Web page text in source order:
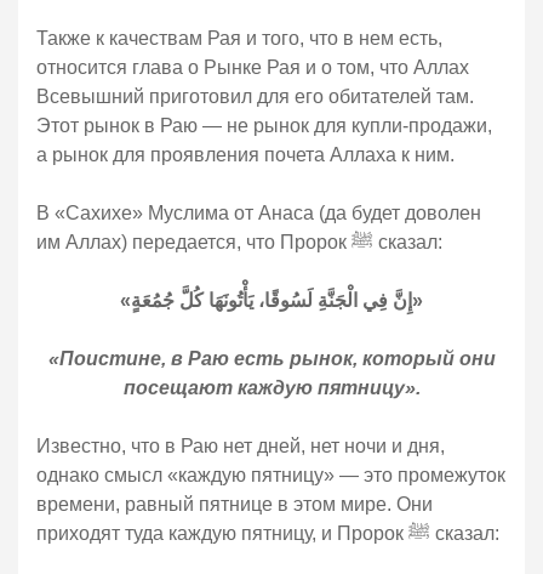
Также к качествам Рая и того, что в нем есть,
относится глава о Рынке Рая и о том, что Аллах
Всевышний приготовил для его обитателей там.
Этот рынок в Раю — не рынок для купли-продажи,
а рынок для проявления почета Аллаха к ним.
В «Сахихе» Муслима от Анаса (да будет доволен
им Аллах) передается, что Пророк ﷺ сказал:
«إِنَّ فِي الْجَنَّةِ لَسُوقًا، يَأْتُونَهَا كُلَّ جُمُعَةٍ»
«Поистине, в Раю есть рынок, который они
посещают каждую пятницу».
Известно, что в Раю нет дней, нет ночи и дня,
однако смысл «каждую пятницу» — это промежуток
времени, равный пятнице в этом мире. Они
приходят туда каждую пятницу, и Пророк ﷺ сказал: